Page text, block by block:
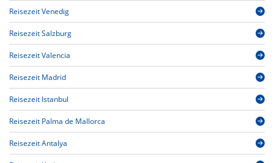
Reisezeit Venedig
Reisezeit Salzburg
Reisezeit Valencia
Reisezeit Madrid
Reisezeit Istanbul
Reisezeit Palma de Mallorca
Reisezeit Antalya